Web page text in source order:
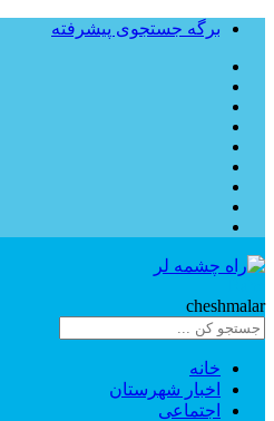
برگه جستجوی پیشرفته
cheshmalar
خانه
اخبار شهرستان
اجتماعی